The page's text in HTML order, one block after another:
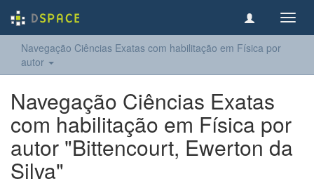
Navegação Ciências Exatas com habilitação em Física por
autor
Navegação Ciências Exatas
com habilitação em Física por
autor "Bittencourt, Ewerton da
Silva"